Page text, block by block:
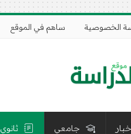
الخصوصية ساهم في الموقع
جامعي ثانوي